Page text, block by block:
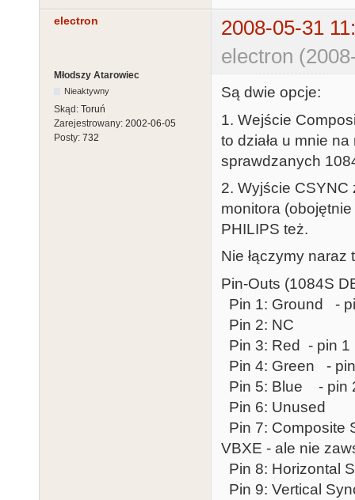
electron
2008-05-31
electron
Młodszy Atarowiec
Nieaktywny
Skąd: Toruń
Zarejestrowany: 2002-06-05
Posty: 732
Są dwie opcje:
1. Wejście
to działa u mnie
sprawdzanych
2. Wyjście CSYNC
monitora
PHILIPS też.
Nie łączymy naraz
Pin-Outs (1084S
Pin 1: Ground -
Pin 2: NC
Pin 3: Red - pin 1
Pin 4: Green -
Pin 5: Blue - pin
Pin 6: Unused
Pin 7: Composite
VBXE - ale nie
Pin 8: Horizontal
Pin 9: Vertical